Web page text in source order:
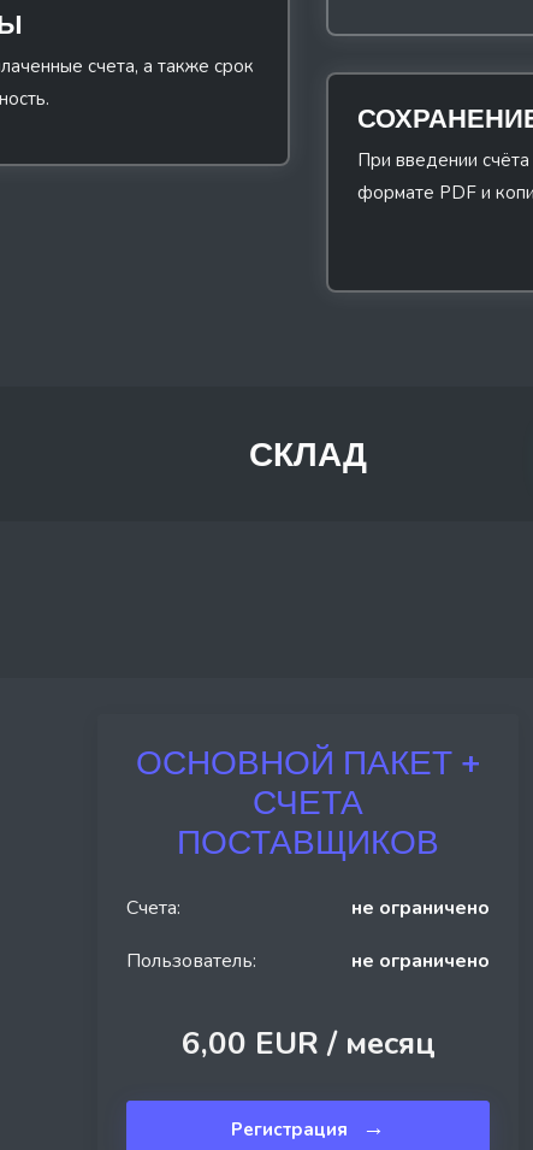
счета, а также срок
При введении
формате PDF и
СКЛАД
ОСНОВНОЙ ПАКЕТ +
СЧЕТА
ПОСТАВЩИКОВ
Счета:
не ограничено
Пользователь:
не ограничено
6,00 EUR / месяц
Регистрация →